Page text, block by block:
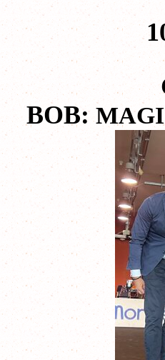
BOB: